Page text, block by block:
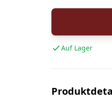
Auf Lager